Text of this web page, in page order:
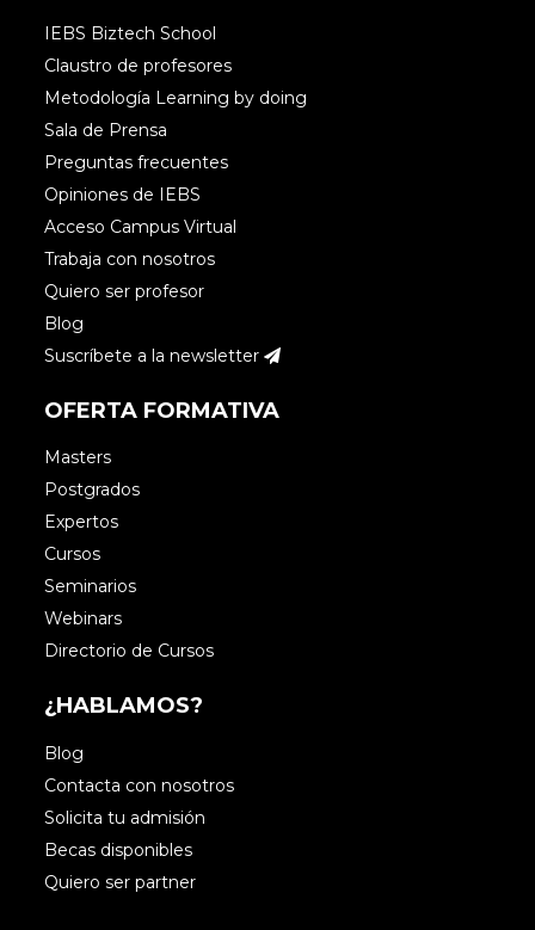
IEBS Biztech School
Claustro de profesores
Metodología Learning by doing
Sala de Prensa
Preguntas frecuentes
Opiniones de IEBS
Acceso Campus Virtual
Trabaja con nosotros
Quiero ser profesor
Blog
Suscríbete a la newsletter
OFERTA FORMATIVA
Masters
Postgrados
Expertos
Cursos
Seminarios
Webinars
Directorio de Cursos
¿HABLAMOS?
Blog
Contacta con nosotros
Solicita tu admisión
Becas disponibles
Quiero ser partner